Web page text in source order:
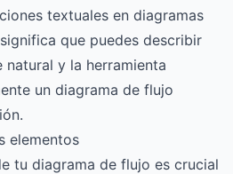
textuales en diagramas
que puedes describir
y la herramienta
un diagrama de flujo
elementos
tu diagrama de flujo es crucial